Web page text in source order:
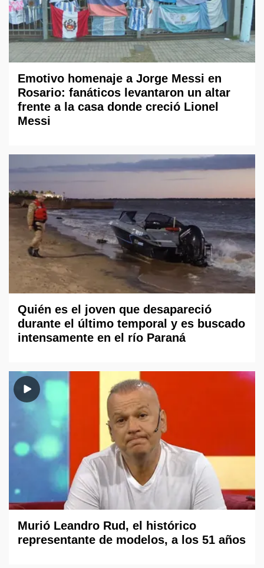
Emotivo homenaje a Jorge Messi en
Rosario: fanáticos levantaron un altar
frente a la casa donde creció Lionel
Messi
Quién es el joven que desapareció
durante el último temporal y es buscado
intensamente en el río Paraná
Murió Leandro Rud, el histórico
representante de modelos, a los 51 años